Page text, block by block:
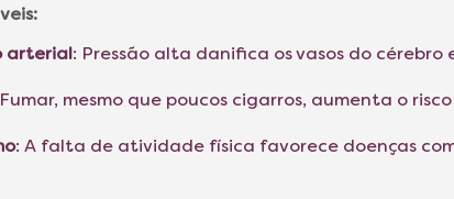
arterial: Pressão alta danifica os vasos do
mesmo que poucos cigarros, aumenta o
: A falta de atividade física favorece doenças